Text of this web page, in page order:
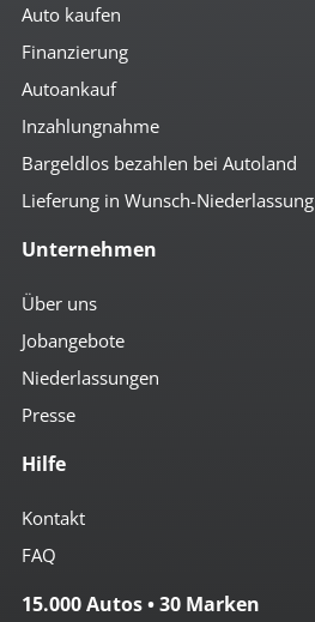
Auto kaufen
Finanzierung
Autoankauf
Inzahlungnahme
Bargeldlos bezahlen bei Autoland
Lieferung in Wunsch-Niederlassung
Unternehmen
Über uns
Jobangebote
Niederlassungen
Presse
Hilfe
Kontakt
FAQ
15.000 Autos • 30 Marken